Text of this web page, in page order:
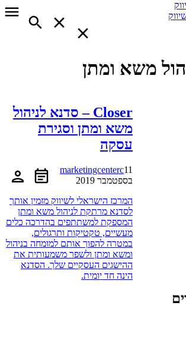
משא ומתן
Closer – סדנא לניהול
משא ומתן וסגירת
עסקה
marketingcenterc11
בספטמבר 2019
המרכז הישראלי לשיווק מזמין אותך
לסדנא מרתקת לניהול משא ומתן
המספקת למשתתפים בהדרכה כלים
מעשיים, טקטיקות ותרגולים,
במטרה להפוך אותם למומחה בניהול
ומשא ומתן ולשפר משמעותית את
ההישגים העסקיים שלך. הסדנא
הינה חד יומית.